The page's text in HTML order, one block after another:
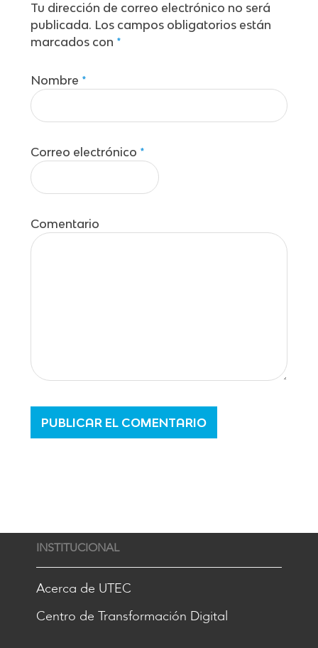
Tu dirección de correo electrónico no será
publicada. Los campos obligatorios están
marcados con *
Nombre *
Correo electrónico *
Comentario
INSTITUCIONAL
Acerca de UTEC
Centro de Transformación Digital